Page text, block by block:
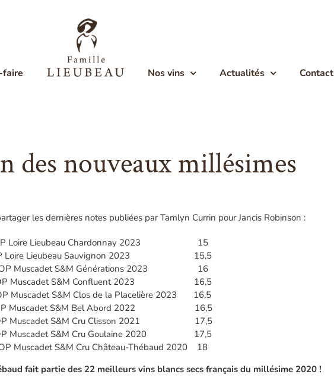
faire Nos vins Actualités Contact
des nouveaux millésimes
les dernières notes publiées par Tamlyn Currin pour Jancis Robinson :
Loire Lieubeau Chardonnay 2023 15
Loire Lieubeau Sauvignon 2023 15,5
Muscadet S&M Générations 2023 16
Muscadet S&M Confluent 2023 16,5
Muscadet S&M Clos de la Placelière 2023 16,5
Muscadet S&M Bel Abord 2022 16,5
Muscadet S&M Cru Clisson 2021 17,5
Muscadet S&M Cru Goulaine 2020 17,5
Muscadet S&M Cru Château-Thébaud 2020 18
fait partie des 22 meilleurs vins blancs secs français du millésime 2020 !